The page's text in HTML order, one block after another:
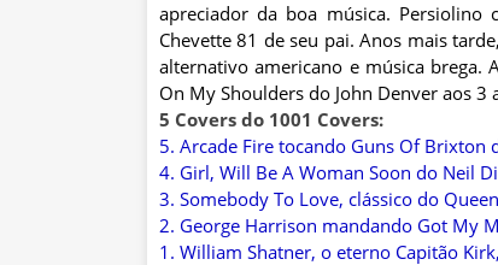
apreciador da boa música. Persiolino
Chevette 81 de seu pai. Anos mais
alternativo americano e música brega.
On My Shoulders do John Denver aos
5 Covers do 1001 Covers:
5. Arcade Fire tocando Guns Of Brixton
4. Girl, Will Be A Woman Soon do Neil
3. Somebody To Love, clássico do
2. George Harrison mandando Got My
1. William Shatner, o eterno Capitão